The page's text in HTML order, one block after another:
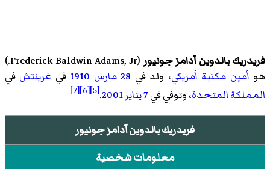
فريدريك بالدوين آدامز جونيور(
Frederick Baldwin Adams, Jr.
)‏
هو أمين مكتبة أمريكي، ولد في 28 مارس 1910 في غرينتش في
المملكة المتحدة، وتوفي في7 يناير 2001
.
[5]
[6]
[7]
فريدريك بالدوين آدامز جونيور
معلومات شخصية